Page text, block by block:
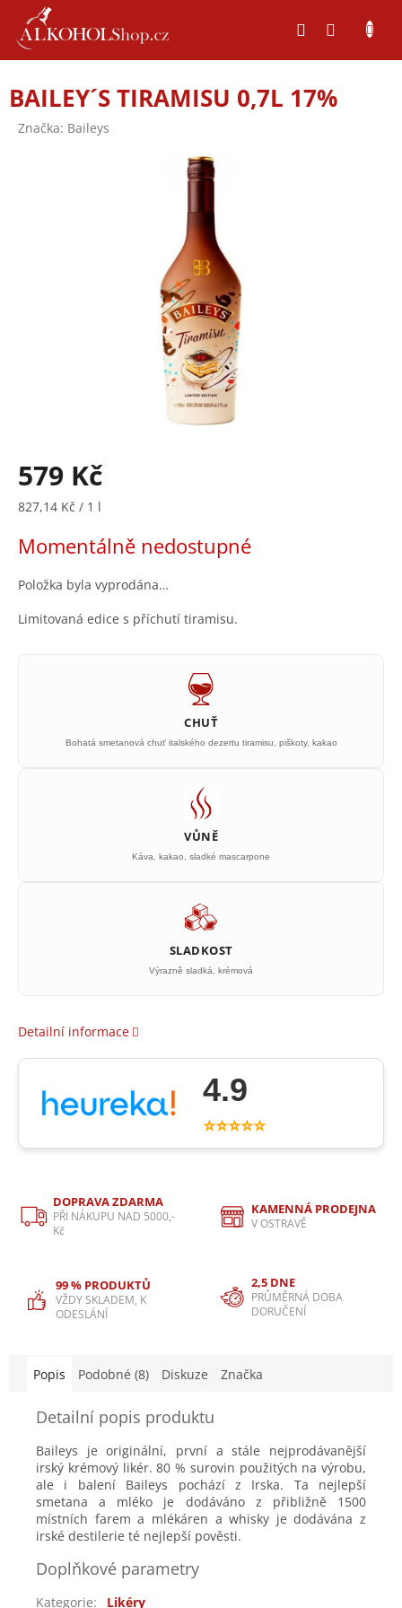
obsah
BAILEY´S TIRAMISU 0,7L 17%
Značka: Baileys
579 Kč
Měrná
827,14 Kč / 1 l
Momentálně nedostupné
Položka byla vyprodána…
Limitovaná edice s příchutí tiramisu.
CHUŤ
Bohatá smetanová chuť italského dezertu tiramisu, piškoty, kakao
VŮNĚ
Káva, kakao, sladké mascarpone
SLADKOST
Výrazně sladká, krémová
Detailní informace
4.9
⭐⭐⭐⭐⭐
DOPRAVA ZDARMA
PŘI NÁKUPU NAD 5000,-
Kč
KAMENNÁ PRODEJNA
V OSTRAVĚ
99 % PRODUKTŮ
VŽDY SKLADEM, K
ODESLÁNÍ
2,5 DNE
PRŮMĚRNÁ DOBA
DORUČENÍ
Popis Podobné (8) Diskuze Značka
Detailní popis produktu
Baileys je originální, první a stále nejprodávanější
irský krémový likér. 80 % surovin použitých na výrobu,
ale i balení Baileys pochází z Irska. Ta nejlepší
smetana a mléko je dodáváno z přibližně 1500
místních farem a mlékáren a whisky je dodávána z
irské destilerie té nejlepší pověsti.
Doplňkové parametry
Kategorie: Likéry